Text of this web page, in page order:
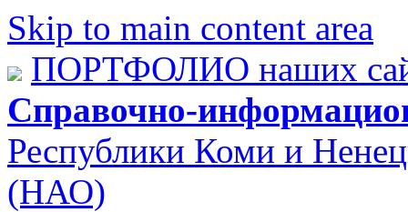
Skip to main content area
ПОРТФОЛИО наших
Справочно-
Республики Коми и
(НАО)